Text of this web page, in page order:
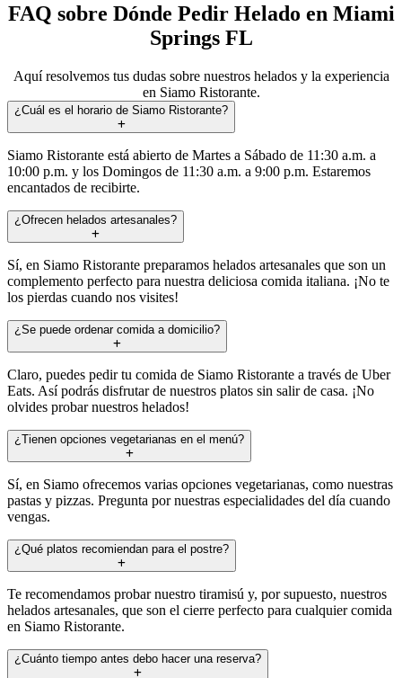
FAQ sobre Dónde Pedir Helado en Miami
Springs FL
Aquí resolvemos tus dudas sobre nuestros helados y la experiencia
en Siamo Ristorante.
¿Cuál es el horario de Siamo Ristorante?
Siamo Ristorante está abierto de Martes a Sábado de 11:30 a.m. a
10:00 p.m. y los Domingos de 11:30 a.m. a 9:00 p.m. Estaremos
encantados de recibirte.
¿Ofrecen helados artesanales?
Sí, en Siamo Ristorante preparamos helados artesanales que son un
complemento perfecto para nuestra deliciosa comida italiana. ¡No te
los pierdas cuando nos visites!
¿Se puede ordenar comida a domicilio?
Claro, puedes pedir tu comida de Siamo Ristorante a través de Uber
Eats. Así podrás disfrutar de nuestros platos sin salir de casa. ¡No
olvides probar nuestros helados!
¿Tienen opciones vegetarianas en el menú?
Sí, en Siamo ofrecemos varias opciones vegetarianas, como nuestras
pastas y pizzas. Pregunta por nuestras especialidades del día cuando
vengas.
¿Qué platos recomiendan para el postre?
Te recomendamos probar nuestro tiramisú y, por supuesto, nuestros
helados artesanales, que son el cierre perfecto para cualquier comida
en Siamo Ristorante.
¿Cuánto tiempo antes debo hacer una reserva?